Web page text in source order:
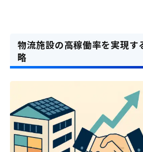
物流施設の高稼働率を実現す
略